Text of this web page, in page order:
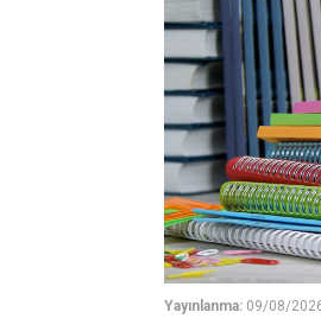
Yayınlanma: 09/08/